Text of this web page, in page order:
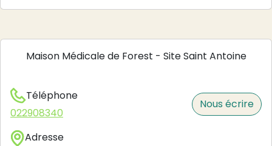
Maison Médicale de Forest - Site Saint Antoine
Téléphone
022908340
Nous écrire
Adresse